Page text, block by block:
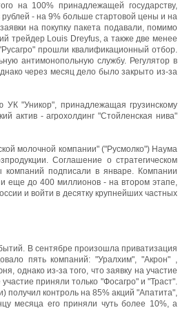
на 100% принадлежащей государству,
- на 9% больше стартовой цены и на
на покупку пакета подавали, помимо
трейдер Louis Dreyfus, а также две менее
прошли квалификационный отбор.
антимонопольную службу. Регулятор в
через месяц дело было закрыто из-за
"Уникор", принадлежащая грузинскому
актив - агрохолдинг "Стойленская нива"
молочной компании" ("Русмолко") Наума
Соглашение о стратегическом
компаний подписали в январе. Компании
еще до 400 миллионов - на втором этапе,
и войти в десятку крупнейших частных
В сентябре произошла приватизация
пять компаний: "Уралхим", "Акрон" ,
однако из-за того, что заявку на участие
приняли только "Фосагро" и "Траст".
контроль на 85% акций "Апатита",
месяца его приняли чуть более 10%, а